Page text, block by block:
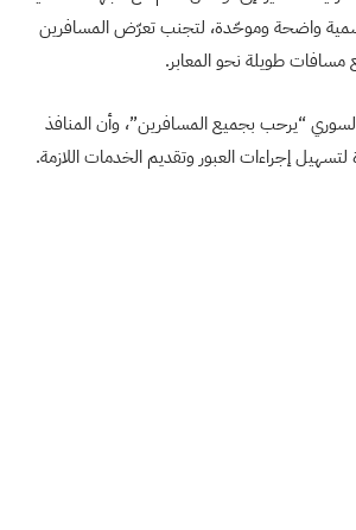
واضحة وموحّدة، لتجنب تعرّض المسافرين
مسافات طويلة نحو المعابر.
“يرحب بجميع المسافرين”، وأن المنافذ
إجراءات العبور وتقديم الخدمات اللازمة.